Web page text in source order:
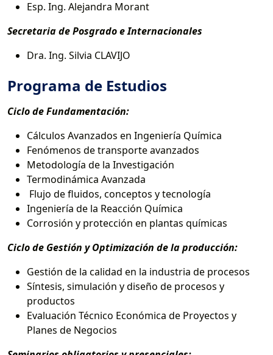
Esp. Ing. Alejandra Morant
Secretaria de Posgrado e Internacionales
Dra. Ing. Silvia CLAVIJO
Programa de Estudios
Ciclo de Fundamentación:
Cálculos Avanzados en Ingeniería Química
Fenómenos de transporte avanzados
Metodología de la Investigación
Termodinámica Avanzada
Flujo de fluidos, conceptos y tecnología
Ingeniería de la Reacción Química
Corrosión y protección en plantas químicas
Ciclo de Gestión y Optimización de la producción:
Gestión de la calidad en la industria de procesos
Síntesis, simulación y diseño de procesos y
productos
Evaluación Técnico Económica de Proyectos y
Planes de Negocios